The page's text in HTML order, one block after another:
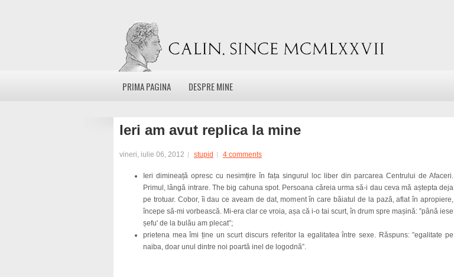
PRIMA PAGINA DESPRE MINE
Ieri am avut replica la mine
vineri, iulie 06, 2012 stupid 4 comments
Ieri dimineață opresc cu nesimțire în fața singurul loc liber din parcarea Centrului de Afaceri.
Primul, lângă intrare. The big cahuna spot. Persoana căreia urma să-i dau ceva mă aștepta deja
pe trotuar. Cobor, îi dau ce aveam de dat, moment în care băiatul de la pază, aflat în apropiere,
începe să-mi vorbească. Mi-era clar ce vroia, așa că i-o tai scurt, în drum spre mașină: ”până iese
șefu' de la bulău am plecat”;
prietena mea îmi ține un scurt discurs referitor la egalitatea între sexe. Răspuns: ”egalitate pe
naiba, doar unul dintre noi poartă inel de logodnă”.